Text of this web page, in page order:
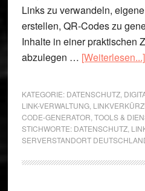
Links zu verwandeln,
erstellen, QR-Codes zu
Inhalte in einer praktischen
abzulegen … [Weiterlesen...]
KATEGORIE: DATENSCHUTZ,
LINK-VERWALTUNG,
CODE-GENERATOR TOOLS &
STICHWORTE: DATENSCHUTZ,
SERVERSTANDORT